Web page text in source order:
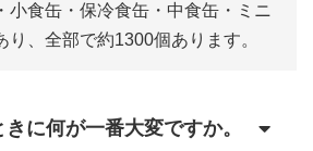
小食缶・保冷食缶・中食缶・ミニ
り、全部で約1300個あります。
に何が一番大変ですか。